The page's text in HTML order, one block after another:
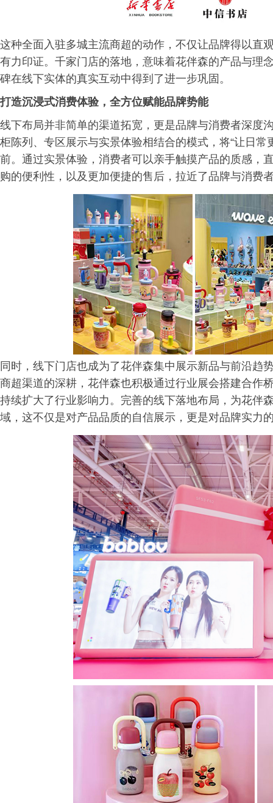
这种全面入驻多城主流商超的动作，不仅让品牌得以直
有力印证。千家门店的落地，意味着花伴森的产品与理
碑在线下实体的真实互动中得到了进一步巩固。
打造沉浸式消费体验，全方位赋能品牌势能
线下布局并非简单的渠道拓宽，更是品牌与消费者深度
柜陈列、专区展示与实景体验相结合的模式，将“让日
前。通过实景体验，消费者可以亲手触摸产品的质感，
购的便利性，以及更加便捷的售后，拉近了品牌与消费
同时，线下门店也成为了花伴森集中展示新品与前沿趋
商超渠道的深耕，花伴森也积极通过行业展会搭建合作
持续扩大了行业影响力。完善的线下落地布局，为花伴
域，这不仅是对产品品质的自信展示，更是对品牌实力